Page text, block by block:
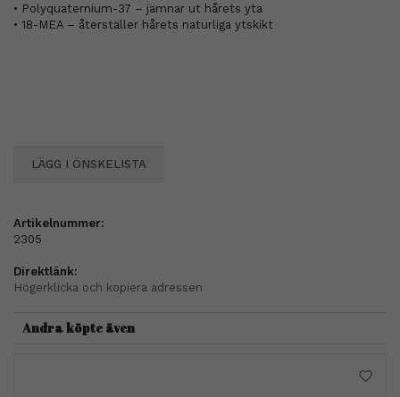
• Polyquaternium-37 – jämnar ut hårets yta
• 18-MEA – återställer hårets naturliga ytskikt
LÄGG I ÖNSKELISTA
Artikelnummer:
2305
Direktlänk:
Högerklicka och kopiera adressen
Andra köpte även